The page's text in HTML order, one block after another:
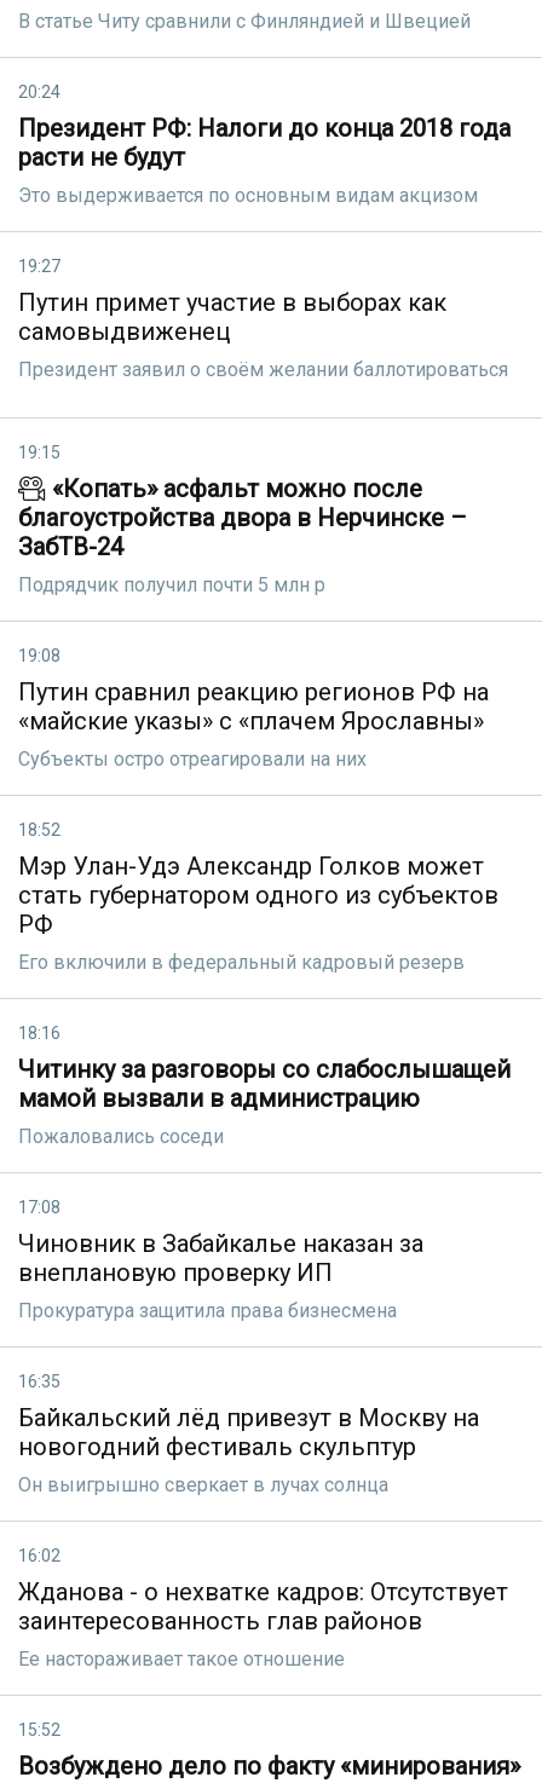
В статье Читу сравнили с Финляндией и Швецией
20:24
Президент РФ: Налоги до конца 2018 года
расти не будут
Это выдерживается по основным видам акцизом
19:27
Путин примет участие в выборах как
самовыдвиженец
Президент заявил о своём желании баллотироваться
19:15
«Копать» асфальт можно после
благоустройства двора в Нерчинске –
ЗабТВ-24
Подрядчик получил почти 5 млн р
19:08
Путин сравнил реакцию регионов РФ на
«майские указы» с «плачем Ярославны»
Субъекты остро отреагировали на них
18:52
Мэр Улан-Удэ Александр Голков может
стать губернатором одного из субъектов
РФ
Его включили в федеральный кадровый резерв
18:16
Читинку за разговоры со слабослышащей
мамой вызвали в администрацию
Пожаловались соседи
17:08
Чиновник в Забайкалье наказан за
внеплановую проверку ИП
Прокуратура защитила права бизнесмена
16:35
Байкальский лёд привезут в Москву на
новогодний фестиваль скульптур
Он выигрышно сверкает в лучах солнца
16:02
Жданова - о нехватке кадров: Отсутствует
заинтересованность глав районов
Ее настораживает такое отношение
15:52
Возбуждено дело по факту «минирования»